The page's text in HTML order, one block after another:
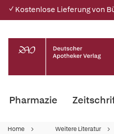
✓ Kostenlose Lieferung von
Pharmazie
Home Weitere Literatur